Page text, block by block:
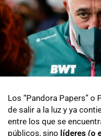
Los “Pandora Papers” o
de salir a la luz y ya
entre los que se
públicos, sino líderes (o